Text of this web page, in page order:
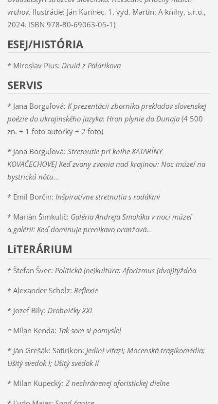
vrchov. Ilustrácie: Ján Kurinec. 1. vyd. Martin: A-knihy, s.r.o.,
2024. ISBN 978-80-69063-05-1)
ESEJ/HISTÓRIA
* Miroslav Pius: Druid z Palárikova
SERVIS
* Jana Borguľová: K prezentácii zborníka prekladov slovenskej
poézie do ukrajinského jazyka: Hron plynie do Dunaja (4 500
zn. + 1 foto autorky + 2 foto)
* Jana Borguľová: Stretnutie pri knihe KATARÍNY
KOVAČECHOVEJ Keď zvony zvonia nad krajinou: Noc múzeí na
bystrickú nôtu...
* Emil Borčin: Inšpiratívne stretnutia s rodákmi
* Marián Šimkulič: Galéria Andreja Smoláka v noci múzeí
a galérií: Keď dominuje prenikavo oranžová...
LiTERÁRIUM
* Štefan Švec: Politická (ne)kultúra; Aforizmus (dvoj)týždňa
* Alexander Scholz: Reflexie
* Jozef Bily: Drobničky XXL
* Milan Kenda: Tak som si pomyslel
* Ján Grešák: Satirikon: Jediní víťazi; Mocenská tragikomédia;
Ušitý svedok I; Ušitý svedok II
* Milan Kupecký: Z nechránenej aforistickej dielne